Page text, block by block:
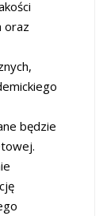
oraz
będzie